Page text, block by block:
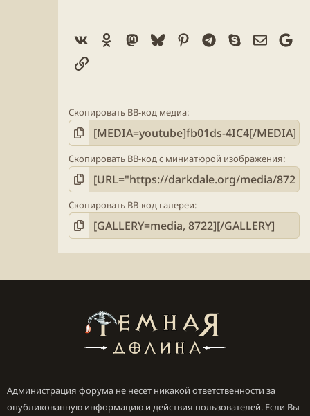
Vk Ok Mastodon
BlueskyPinterest
Telegram
Skype
Ссылка
Скопировать BB-код медиа
Скопировать BB-код с миниатюрой изображения
Скопировать BB-код галереи
Администрация форума не несет никакой ответственности за
опубликованную информацию и действия пользователей. Если Вы